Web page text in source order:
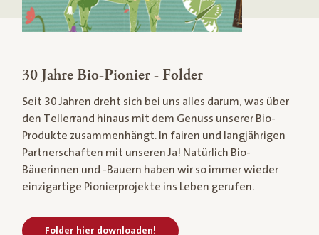
30 Jahre Bio-Pionier - Folder
Seit 30 Jahren dreht sich bei uns alles darum, was über
den Tellerrand hinaus mit dem Genuss unserer Bio-
Produkte zusammenhängt. In fairen und langjährigen
Partnerschaften mit unseren Ja! Natürlich Bio-
Bäuerinnen und -Bauern haben wir so immer wieder
einzigartige Pionierprojekte ins Leben gerufen.
Folder hier downloaden!